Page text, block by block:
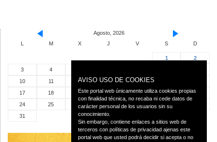
Agosto, 2026
L
M X J V S D
1
2
3
4
10
11 12 13 14
17
18 19 20 21 22
23
24
25 26 27 28 29
31
AVISO USO DE COOKIES
Este portal web únicamente utiliza cookies propias
con finalidad técnica, no recaba ni cede datos de
carácter personal de los usuarios sin su
conocimiento.
Sin embargo, contiene enlaces a sitios web de
terceros con políticas de privacidad ajenas este
portal web que usted podrá decidir si acepta o no